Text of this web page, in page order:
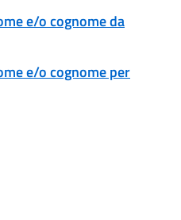
e/o cognome da
e/o cognome per